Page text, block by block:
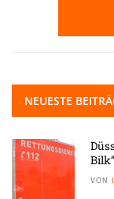
NEUESTE
Bilk”
VON